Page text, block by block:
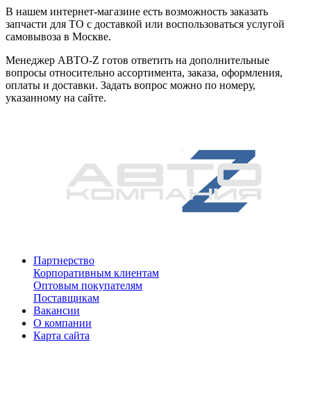
В нашем интернет-магазине есть возможность заказать
запчасти для ТО с доставкой или воспользоваться услугой
самовывоза в Москве.
Менеджер АВТО-Z готов ответить на дополнительные
вопросы относительно ассортимента, заказа, оформления,
оплаты и доставки. Задать вопрос можно по номеру,
указанному на сайте.
Партнерство
Корпоративным клиентам
Оптовым покупателям
Поставщикам
Вакансии
О компании
Карта сайта